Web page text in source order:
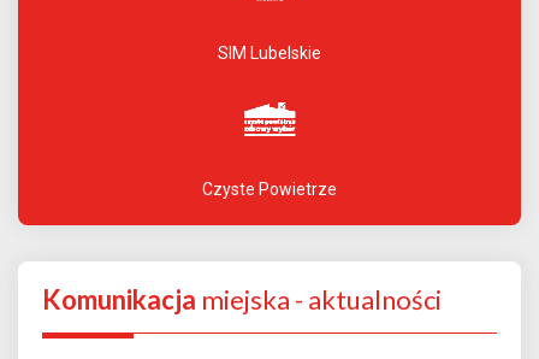
SIM Lubelskie
Czyste Powietrze
Komunikacja miejska - aktualności